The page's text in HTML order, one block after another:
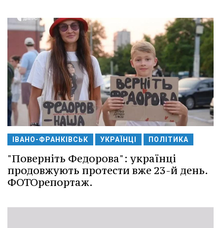
ІВАНО-ФРАНКІВСЬК УКРАЇНЦІ ПОЛІТИКА
"Поверніть Федорова": українці
продовжують протести вже 23-й день.
ФОТОрепортаж.